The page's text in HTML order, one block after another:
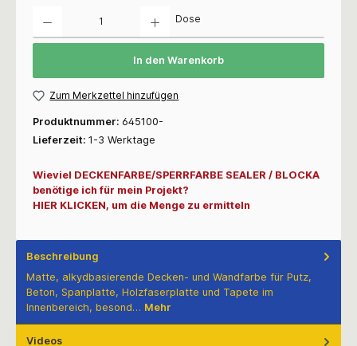
Dose
In den Warenkorb
Zum Merkzettel hinzufügen
Produktnummer: 645100-
Lieferzeit: 1-3 Werktage
Wieviel DECKENFARBE/SPERRFARBE SEALER / BLOCKA
benötige ich für mein Projekt?
HIER KLICKEN, um die Menge zu ermitteln
Beschreibung
Matte, alkydbasierende Decken- und Wandfarbe für Putz,
Beton, Spanplatte, Holzfaserplatte und Tapete im
Innenbereich, besond… Mehr
Videos